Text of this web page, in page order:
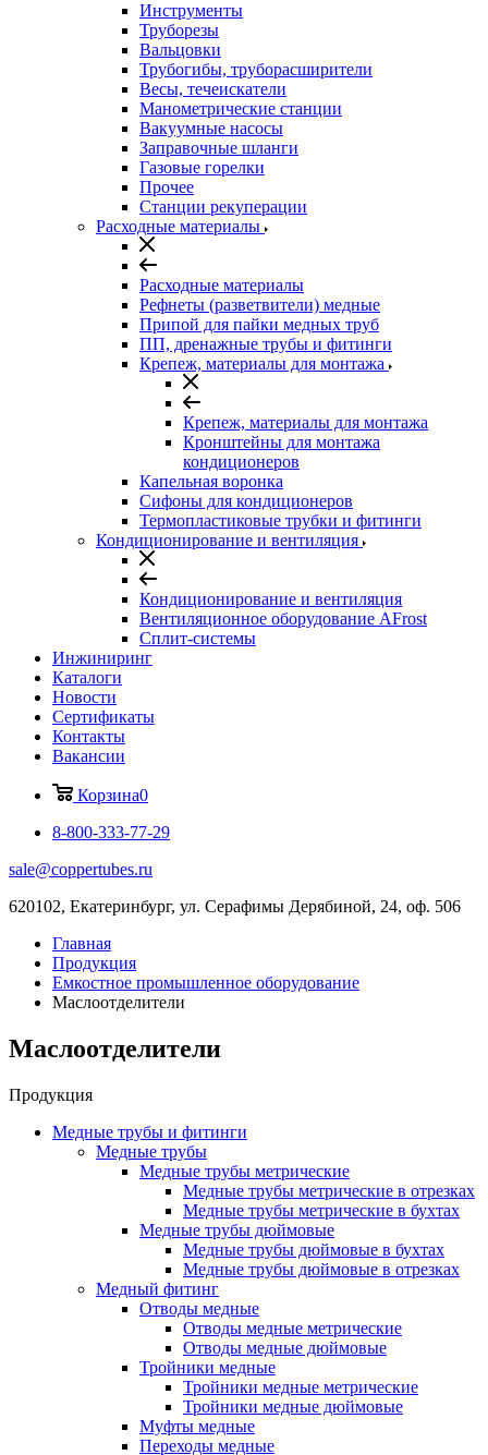
Инструменты
Труборезы
Вальцовки
Трубогибы, труборасширители
Весы, течеискатели
Манометрические станции
Вакуумные насосы
Заправочные шланги
Газовые горелки
Прочее
Станции рекуперации
Расходные материалы
Расходные материалы
Рефнеты (разветвители) медные
Припой для пайки медных труб
ПП, дренажные трубы и фитинги
Крепеж, материалы для монтажа
Крепеж, материалы для монтажа
Кронштейны для монтажа
кондиционеров
Капельная воронка
Сифоны для кондиционеров
Термопластиковые трубки и фитинги
Кондиционирование и вентиляция
Кондиционирование и вентиляция
Вентиляционное оборудование AFrost
Сплит-системы
Инжиниринг
Каталоги
Новости
Сертификаты
Контакты
Вакансии
Корзина0
8-800-333-77-29
sale@coppertubes.ru
620102, Екатеринбург, ул. Серафимы Дерябиной, 24, оф. 506
Главная
Продукция
Емкостное промышленное оборудование
Маслоотделители
Маслоотделители
Продукция
Медные трубы и фитинги
Медные трубы
Медные трубы метрические
Медные трубы метрические в отрезках
Медные трубы метрические в бухтах
Медные трубы дюймовые
Медные трубы дюймовые в бухтах
Медные трубы дюймовые в отрезках
Медный фитинг
Отводы медные
Отводы медные метрические
Отводы медные дюймовые
Тройники медные
Тройники медные метрические
Тройники медные дюймовые
Муфты медные
Переходы медные